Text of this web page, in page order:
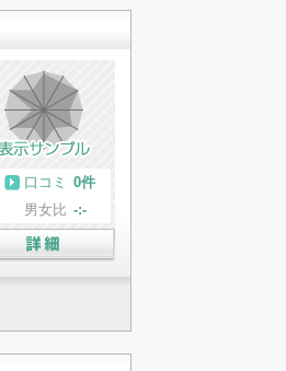
口コミ
0件
男女比 -:-